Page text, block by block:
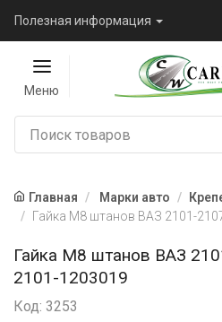
Полезная информация
Меню
Главная Марки авто
Гайка М8 штанов ВАЗ 2101-
Гайка М8 штанов ВАЗ
2101-1203019
Код: 3253